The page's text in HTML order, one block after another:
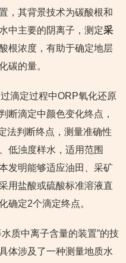
，其背景技术为碳酸根和
中主要的阴离子，测定采
根浓度，有助于确定地层
碳的量。
滴定过程中ORP氧化还原
断滴定中颜色变化终点，
法判断终点，测量准确性
低浊度样水，适用范围
发明能够适应油田、采矿
用盐酸或硫酸标准溶液直
确定2个滴定终点。
质中离子含量的装置”的技
体涉及了一种测量地质水